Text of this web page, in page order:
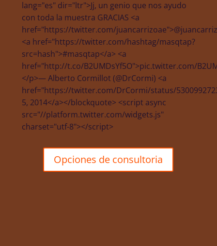
lang="es" dir="ltr">Jj, un genio que nos ayudo
con toda la muestra GRACIAS <a
href="https://twitter.com/
<a href="https://twitter.com/hashtag/masqtap?
src=hash">#masqtap</a> <a
href="http://t.co/B2UMDsYf5O">pic.twitter.com/
</p>— Alberto Cormillot (@DrCormi) <a
href="https://twitter.com/DrCormi/status/
5, 2014</a></blockquote> <script async
src="//platform.twitter.com/widgets.js"
charset="utf-8"></script>
Opciones de consultoria